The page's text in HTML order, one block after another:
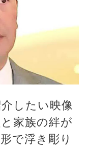
したい映像
家族の絆が
で浮き彫り